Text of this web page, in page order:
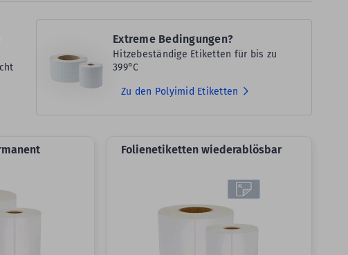
Extreme Bedingungen?
Hitzebeständige Etiketten für bis zu
399°C
Zu den Polyimid Etiketten
Folienetiketten wiederablösbar